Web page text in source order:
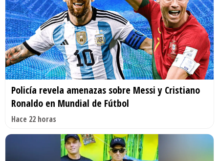
Policía revela amenazas sobre Messi y Cristiano
Ronaldo en Mundial de Fútbol
Hace 22 horas